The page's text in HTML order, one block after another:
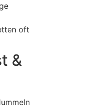
oft
&